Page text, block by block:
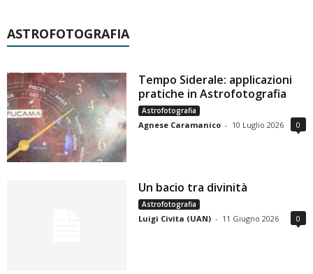
ASTROFOTOGRAFIA
Tempo Siderale: applicazioni
pratiche in Astrofotografia
Astrofotografia
Agnese Caramanico - 10 Luglio 2026 0
Un bacio tra divinità
Astrofotografia
Luigi Civita (UAN) - 11 Giugno 2026 0